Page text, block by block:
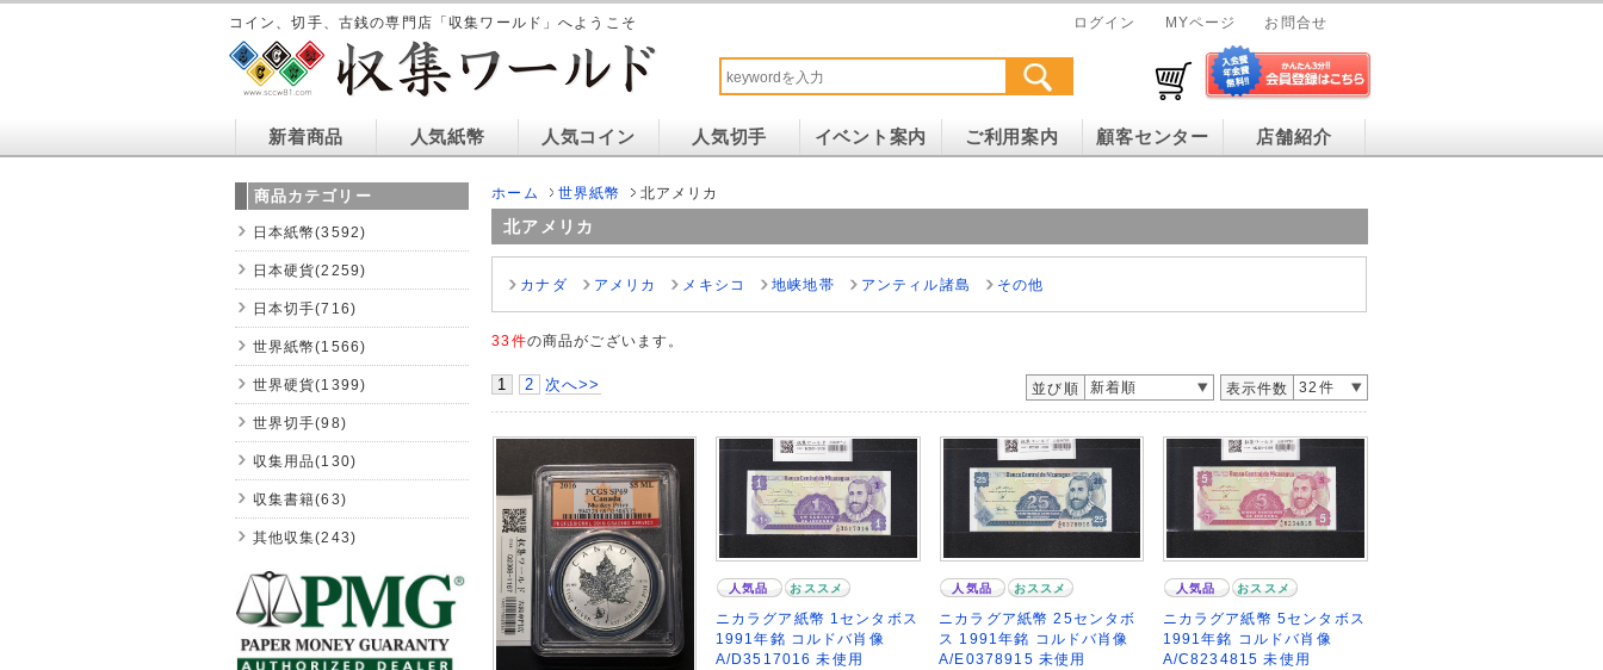
コイン、切手、古銭の専門店「収集ワールド」へようこそ ログイン MYページ お問合せ
新着商品 人気紙幣 人気コイン 人気切手 イベント案内 ご利用案内 顧客センター 店舗紹介
ホーム 世界紙幣 北アメリカ
北アメリカ
カナダ アメリカ メキシコ 地峡地帯 アンティル諸島 その他
33件の商品がございます。
並び順 新着順 表示件数 32件
1 2 次へ>>
人気品 おススメ
ニカラグア紙幣 1センタボス
1991年銘 コルドバ肖像
A/D3517016 未使用
人気品 おススメ
ニカラグア紙幣 25センタボ
ス 1991年銘 コルドバ肖像
A/E0378915 未使用
人気品 おススメ
ニカラグア紙幣 5センタボス
1991年銘 コルドバ肖像
A/C8234815 未使用
商品カテゴリー
日本紙幣(3592)
日本硬貨(2259)
日本切手(716)
世界紙幣(1566)
世界硬貨(1399)
世界切手(98)
収集用品(130)
収集書籍(63)
其他収集(243)